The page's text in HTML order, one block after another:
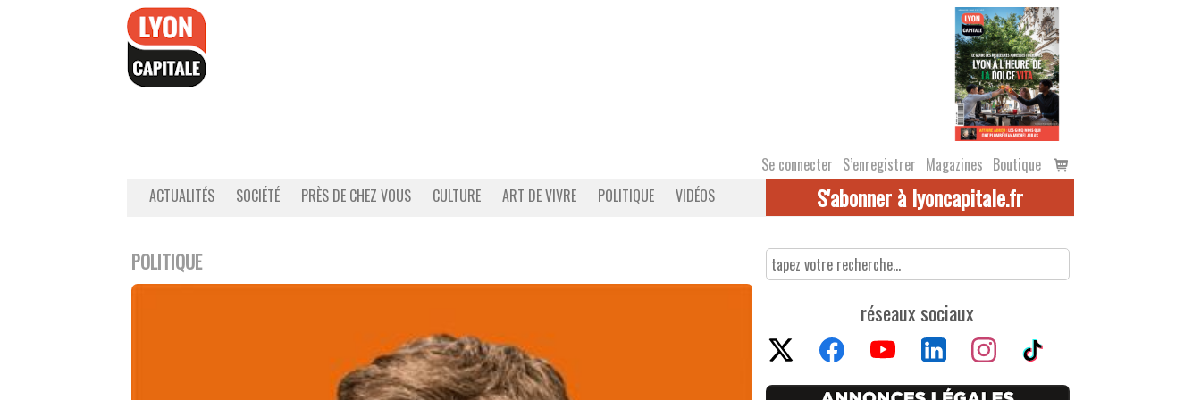
Se connecter S’enregistrer Magazines Boutique
Voir
le
ACTUALITÉS SOCIÉTÉ PRÈS DE CHEZ VOUS CULTURE ART DE VIVRE POLITIQUE VIDÉOS S'abonner à lyoncapitale.fr
POLITIQUE
réseaux sociaux